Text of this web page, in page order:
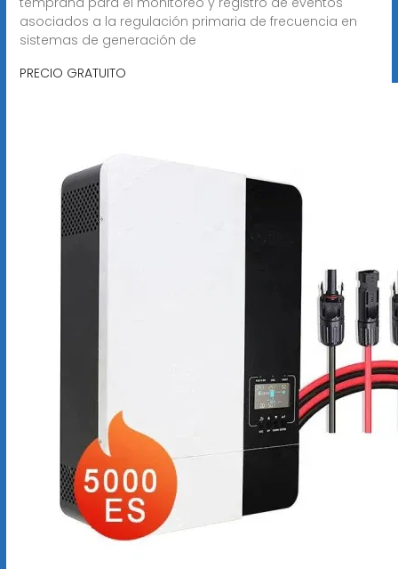
asociados a la regulación primaria de frecuencia en
sistemas de generación de
PRECIO GRATUITO